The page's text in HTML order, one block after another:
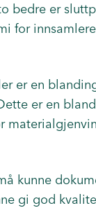
bedre er
for
er en
er en
kunne
gi god